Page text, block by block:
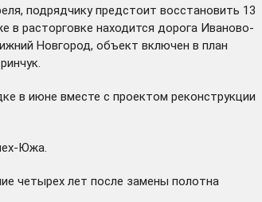
подрядчику предстоит восстановить 13
расторговке находится дорога Иваново-
Новгород, объект включен в план
в июне вместе с проектом реконструкции
Южа.
четырех лет после замены полотна